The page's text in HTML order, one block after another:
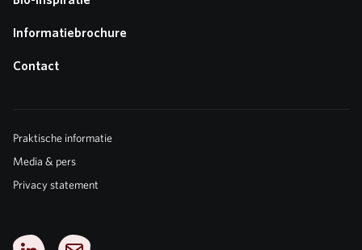
Informatiebrochure
Contact
Praktische informatie
Media & pers
Privacy statement